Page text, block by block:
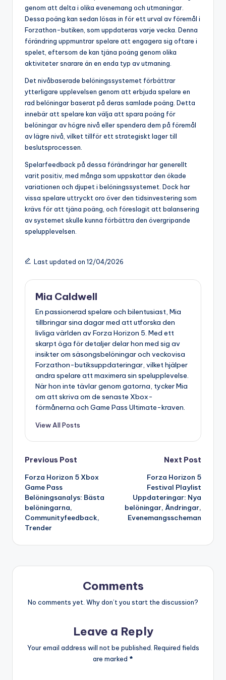
genom att delta i olika evenemang och utmaningar.
Dessa poäng kan sedan lösas in för ett urval av föremål i
Forzathon-butiken, som uppdateras varje vecka. Denna
förändring uppmuntrar spelare att engagera sig oftare i
spelet, eftersom de kan tjäna poäng genom olika
aktiviteter snarare än en enda typ av utmaning.
Det nivåbaserade belöningssystemet förbättrar
ytterligare upplevelsen genom att erbjuda spelare en
rad belöningar baserat på deras samlade poäng. Detta
innebär att spelare kan välja att spara poäng för
belöningar av högre nivå eller spendera dem på föremål
av lägre nivå, vilket tillför ett strategiskt lager till
beslutsprocessen.
Spelarfeedback på dessa förändringar har generellt
varit positiv, med många som uppskattar den ökade
variationen och djupet i belöningssystemet. Dock har
vissa spelare uttryckt oro över den tidsinvestering som
krävs för att tjäna poäng, och föreslagit att balansering
av systemet skulle kunna förbättra den övergripande
spelupplevelsen.
Last updated on 12/04/2026
Mia Caldwell
En passionerad spelare och bilentusiast, Mia
tillbringar sina dagar med att utforska den
livliga världen av Forza Horizon 5. Med ett
skarpt öga för detaljer delar hon med sig av
insikter om säsongsbelöningar och veckovisa
Forzathon-butiksuppdateringar, vilket hjälper
andra spelare att maximera sin spelupplevelse.
När hon inte tävlar genom gatorna, tycker Mia
om att skriva om de senaste Xbox-
förmånerna och Game Pass Ultimate-kraven.
View All Posts
Post
navigation
Previous Post
Forza Horizon 5 Xbox
Game Pass
Belöningsanalys: Bästa
belöningarna,
Communityfeedback,
Trender
Next Post
Forza Horizon 5
Festival Playlist
Uppdateringar: Nya
belöningar, Ändringar,
Evenemangsscheman
Comments
No comments yet. Why don’t you start the discussion?
Leave a Reply
Your email address will not be published. Required fields
are marked *